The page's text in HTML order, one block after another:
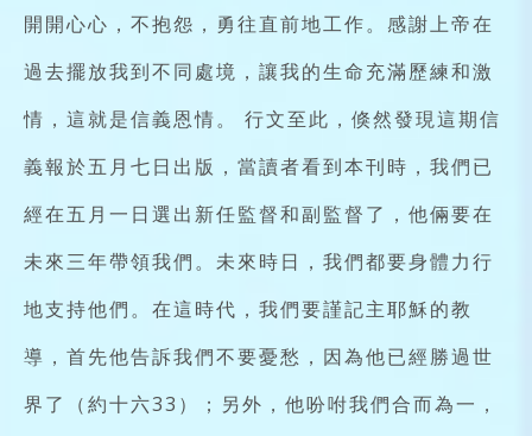
開開心心，不抱怨，勇往直前地工作。感謝上帝在
過去擺放我到不同處境，讓我的生命充滿歷練和激
情，這就是信義恩情。 行文至此，倏然發現這期信
義報於五月七日出版，當讀者看到本刊時，我們已
經在五月一日選出新任監督和副監督了，他倆要在
未來三年帶領我們。未來時日，我們都要身體力行
地支持他們。在這時代，我們要謹記主耶穌的教
導，首先他告訴我們不要憂愁，因為他已經勝過世
界了（約十六33）；另外，他吩咐我們合而為一，